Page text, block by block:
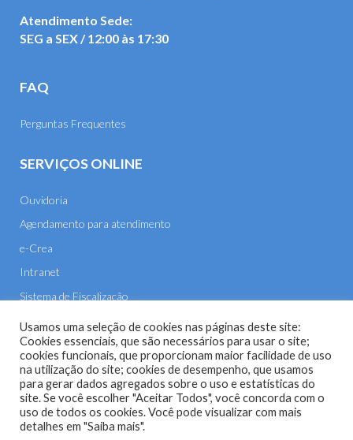
Atendimento Sede:
SEG a SEX / 12:00 às 17:30
FAQ
Perguntas Frequentes
SERVIÇOS ONLINE
Ouvidoria
Agendamento para atendimento
e-Crea
Intranet
Sistema de Fiscalização
E-mail
Site do Conselho Regional de Engenharia e Agronomia de
Usamos uma seleção de cookies nas páginas deste site:
Cookies essenciais, que são necessários para usar o site;
cookies funcionais, que proporcionam maior facilidade de uso
na utilização do site; cookies de desempenho, que usamos
para gerar dados agregados sobre o uso e estatísticas do
site. Se você escolher "Aceitar Todos", você concorda com o
uso de todos os cookies. Você pode visualizar com mais
detalhes em "Saiba mais".